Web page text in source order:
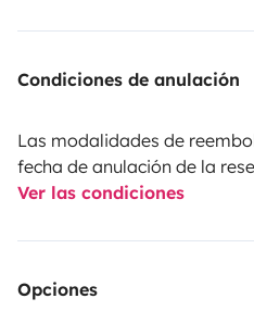
Condiciones de anulación
Las modalidades de
fecha de anulación de la
Ver las condiciones
Opciones